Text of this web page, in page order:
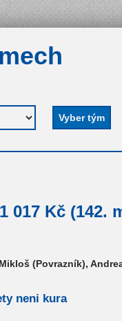
017 Kč (142.
(Povrazník),
neni kura